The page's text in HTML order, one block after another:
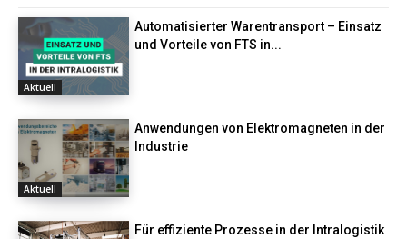
Aktuell
Automatisierter Warentransport – Einsatz
und Vorteile von FTS in...
Aktuell
Anwendungen von Elektromagneten in der
Industrie
Für effiziente Prozesse in der Intralogistik